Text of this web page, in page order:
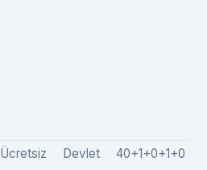
Ücretsiz Devlet 40+1+0+1+0